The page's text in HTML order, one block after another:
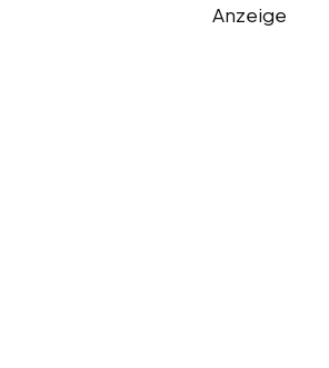
Anzeige